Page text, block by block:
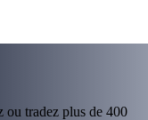
ou tradez plus de 400